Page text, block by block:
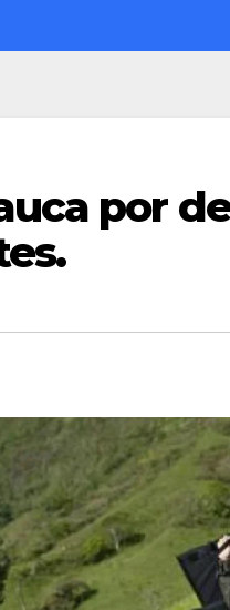
por